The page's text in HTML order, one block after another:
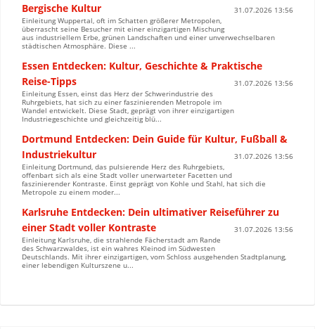
Bergische Kultur
31.07.2026 13:56
Einleitung Wuppertal, oft im Schatten größerer Metropolen,
überrascht seine Besucher mit einer einzigartigen Mischung
aus industriellem Erbe, grünen Landschaften und einer unverwechselbaren
städtischen Atmosphäre. Diese ...
Essen Entdecken: Kultur, Geschichte & Praktische
Reise-Tipps
31.07.2026 13:56
Einleitung Essen, einst das Herz der Schwerindustrie des
Ruhrgebiets, hat sich zu einer faszinierenden Metropole im
Wandel entwickelt. Diese Stadt, geprägt von ihrer einzigartigen
Industriegeschichte und gleichzeitig blü...
Dortmund Entdecken: Dein Guide für Kultur, Fußball &
Industriekultur
31.07.2026 13:56
Einleitung Dortmund, das pulsierende Herz des Ruhrgebiets,
offenbart sich als eine Stadt voller unerwarteter Facetten und
faszinierender Kontraste. Einst geprägt von Kohle und Stahl, hat sich die
Metropole zu einem moder...
Karlsruhe Entdecken: Dein ultimativer Reiseführer zu
einer Stadt voller Kontraste
31.07.2026 13:56
Einleitung Karlsruhe, die strahlende Fächerstadt am Rande
des Schwarzwaldes, ist ein wahres Kleinod im Südwesten
Deutschlands. Mit ihrer einzigartigen, vom Schloss ausgehenden Stadtplanung,
einer lebendigen Kulturszene u...